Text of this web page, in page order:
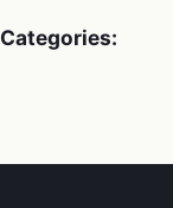
Categories: